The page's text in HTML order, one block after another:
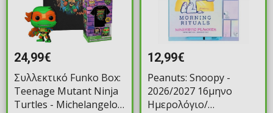
24,99€
Συλλεκτικό Funko Box:
Teenage Mutant Ninja
Turtles - Michelangelo
12,99€
Peanuts: Snoopy -
2026/2027 16μηνο
Ημερολόγιο/